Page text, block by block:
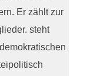
Er zählt zur
steht